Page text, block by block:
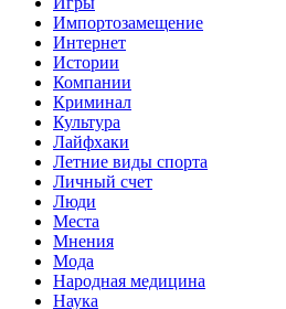
Импортозамещение
Интернет
Истории
Компании
Криминал
Культура
Лайфхаки
Летние виды спорта
Личный счет
Люди
Места
Мнения
Мода
Народная медицина
Наука